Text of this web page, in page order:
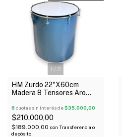
1 / 3
HM Zurdo 22"X60cm
Madera 8 Tensores Aro
6 cuotas sin interés de$35.000,00
$210.000,00
$189.000,00 con Transferencia o
depósito